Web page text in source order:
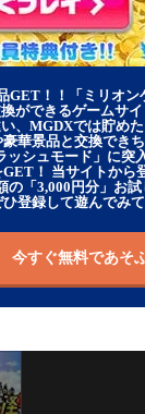
GET！！「ミリオン
ができるゲームサ
、MGDXでは貯めた
華景品と交換でき
ッシュモード」に突
！ 当サイトから
の「3,000円分」お試
ひ登録して遊んでみて
今すぐ無料であそ